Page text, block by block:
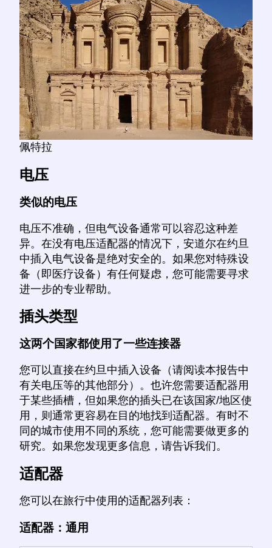
佩特拉
电压
类似的电压
电压不准确，但电气设备通常可以容忍这种差
异。在没有电压适配器的情况下，安道尔在约旦
中插入电气设备是绝对安全的。如果您对特殊设
备（即医疗设备）有任何疑虑，您可能需要寻求
进一步的专业帮助。
插头类型
这两个国家都使用了一些连接器
您可以直接在约旦中插入设备（请阅读本报告中
有关电压等的其他部分）。也许您需要适配器用
于某些插槽，但如果您的插头已在该国家/地区使
用，则通常更容易在目的地找到适配器。有时不
同的城市使用不同的系统，您可能需要做更多的
研究。如果您发现更多信息，请告诉我们。
适配器
您可以在旅行中使用的适配器列表：
适配器：通用